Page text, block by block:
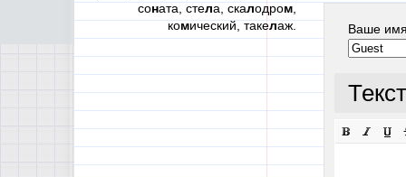
соната, стела, скалодром,
комический, такелаж. Ваше